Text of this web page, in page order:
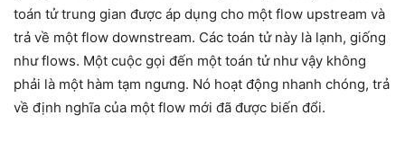
toán tử trung gian được áp dụng cho một flow upstream và
trả về một flow downstream. Các toán tử này là lạnh, giống
như flows. Một cuộc gọi đến một toán tử như vậy không
phải là một hàm tạm ngưng. Nó hoạt động nhanh chóng, trả
về định nghĩa của một flow mới đã được biến đổi.